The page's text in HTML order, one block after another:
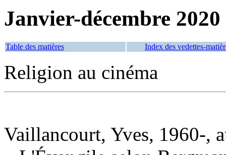
Janvier-décembre 2020
Table des matières Index des vedettes-
Religion au cinéma
Vaillancourt, Yves, 1960-,